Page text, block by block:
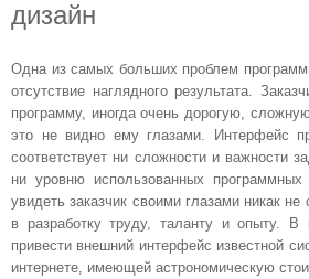
дизайн
Одна из самых больших проблем
отсутствие наглядного результата.
программу, иногда очень дорогую,
это не видно ему глазами. Интерфейс
соответствует ни сложности и важности
ни уровню использованных
увидеть заказчик своими глазами никак
в разработку труду, таланту и опыту. В
привести внешний интерфейс известной
интернете, имеющей астрономическую